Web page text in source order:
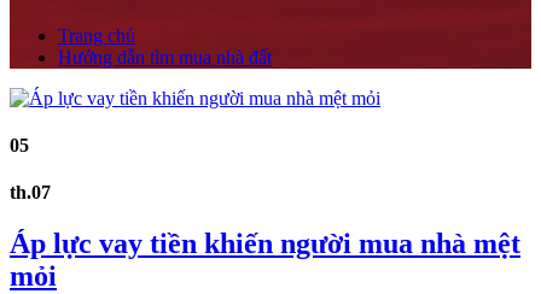
Trang chủ
Hướng dẫn tìm mua nhà đất
05
th.07
Áp lực vay tiền khiến người mua nhà mệt
mỏi